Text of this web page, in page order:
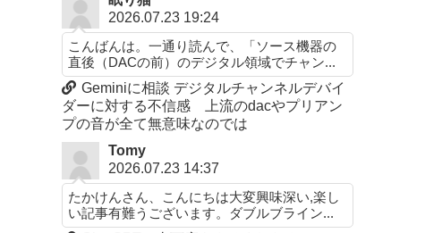
2026.07.23 19:24
こんばんは。一通り読んで、「ソース機器の
直後（DACの前）のデジタル領域でチャン...
Geminiに相談 デジタルチャンネルデバイ
ダーに対する不信感 上流のdacやプリアン
プの音が全て無意味なのでは
Tomy
2026.07.23 14:37
たかけんさん、こんにちは大変興味深い,楽し
い記事有難うございます。ダブルブライン...